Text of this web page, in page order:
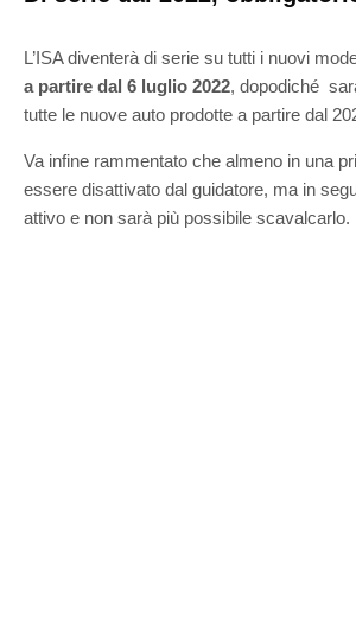
L’ISA diventerà di serie su tutti i nuovi
a partire dal 6 luglio 2022, dopodiché
tutte le nuove auto prodotte a partire dal
Va infine rammentato che almeno in una
essere disattivato dal guidatore, ma in
attivo e non sarà più possibile scavalcarlo.